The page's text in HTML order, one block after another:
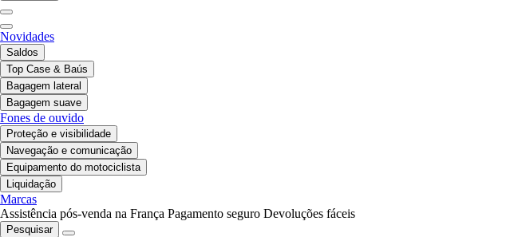
Novidades
Saldos
Top Case & Baús
Bagagem lateral
Bagagem suave
Fones de ouvido
Proteção e visibilidade
Navegação e comunicação
Equipamento do motociclista
Liquidação
Marcas
Assistência pós-venda na França Pagamento seguro Devoluções fáceis
Pesquisar